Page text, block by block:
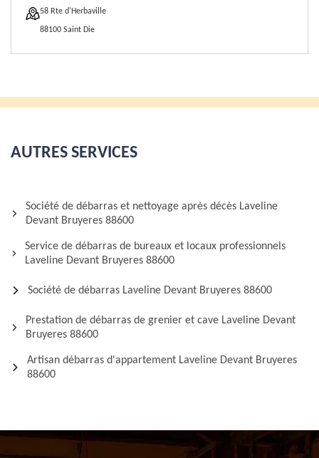
58 Rte d'Herbaville
88100 Saint Die
AUTRES SERVICES
Société de débarras et nettoyage après décès Laveline
Devant Bruyeres 88600
Service de débarras de bureaux et locaux professionnels
Laveline Devant Bruyeres 88600
Société de débarras Laveline Devant Bruyeres 88600
Prestation de débarras de grenier et cave Laveline Devant
Bruyeres 88600
Artisan débarras d'appartement Laveline Devant Bruyeres
88600